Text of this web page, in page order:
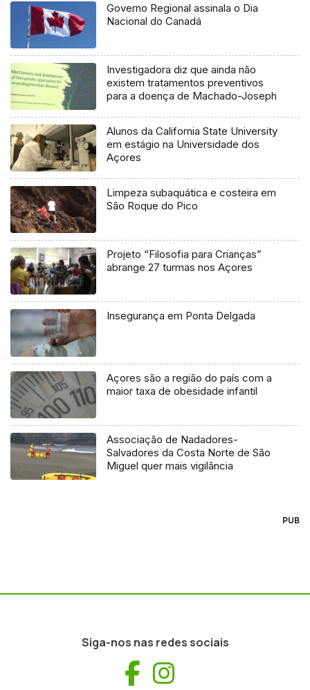
Governo Regional assinala o Dia
Nacional do Canadá
Investigadora diz que ainda não
existem tratamentos preventivos
para a doença de Machado-Joseph
Alunos da California State University
em estágio na Universidade dos
Açores
Limpeza subaquática e costeira em
São Roque do Pico
Projeto “Filosofia para Crianças”
abrange 27 turmas nos Açores
Insegurança em Ponta Delgada
Açores são a região do país com a
maior taxa de obesidade infantil
Associação de Nadadores-
Salvadores da Costa Norte de São
Miguel quer mais vigilância
PUB
Siga-nos nas redes sociais
Facebook